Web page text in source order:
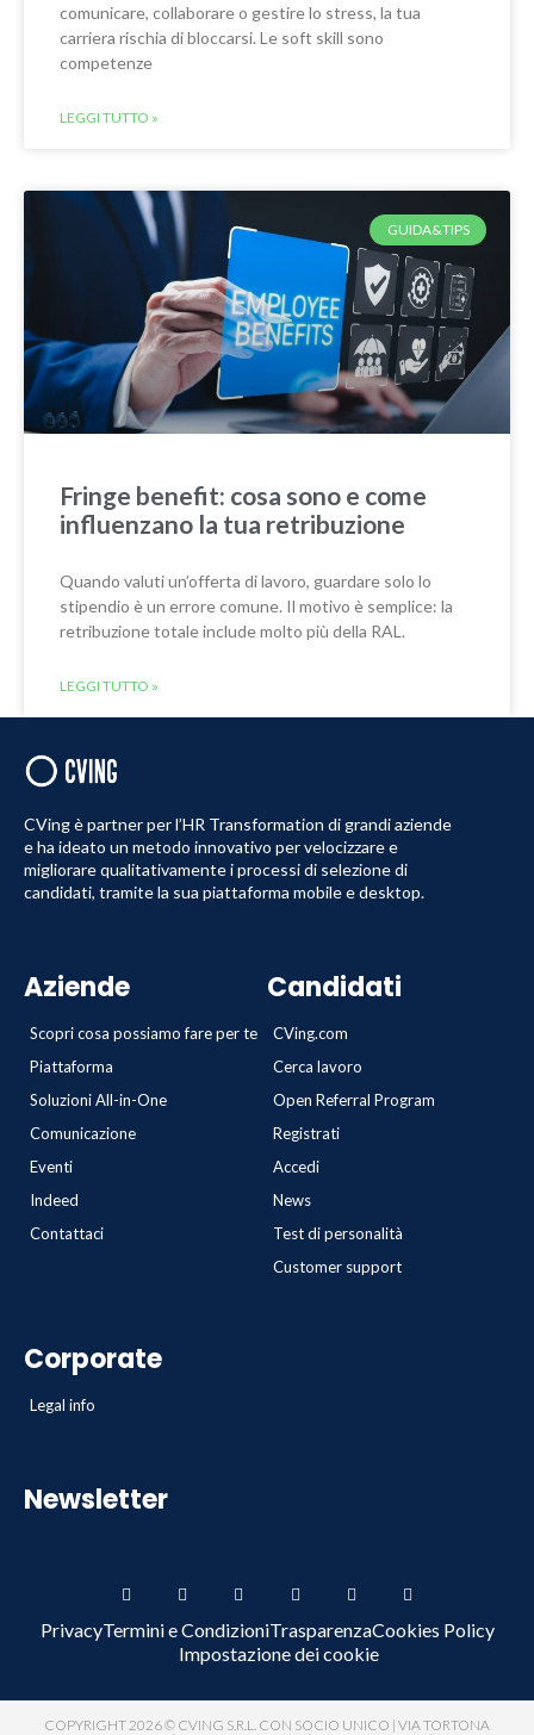
comunicare, collaborare o gestire lo stress, la tua
carriera rischia di bloccarsi. Le soft skill sono
competenze
LEGGI TUTTO »
GUIDA&TIPS
Fringe benefit: cosa sono e come
influenzano la tua retribuzione
Quando valuti un’offerta di lavoro, guardare solo lo
stipendio è un errore comune. Il motivo è semplice: la
retribuzione totale include molto più della RAL.
LEGGI TUTTO »
CVing è partner per l’HR Transformation di grandi aziende
e ha ideato un metodo innovativo per velocizzare e
migliorare qualitativamente i processi di selezione di
candidati, tramite la sua piattaforma mobile e desktop.
Aziende
Scopri cosa possiamo fare per te
Piattaforma
Soluzioni All-in-One
Comunicazione
Eventi
Indeed
Contattaci
Candidati
CVing.com
Cerca lavoro
Open Referral Program
Registrati
Accedi
News
Test di personalità
Customer support
Corporate
Legal info
Newsletter
PrivacyTermini e CondizioniTrasparenzaCookies Policy
Impostazione dei cookie
COPYRIGHT 2026 © CVING S.R.L. CON SOCIO UNICO | VIA TORTONA